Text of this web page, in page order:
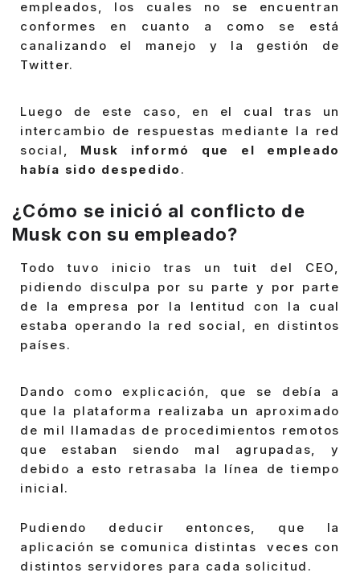
empleados, los cuales no se encuentran
conformes en cuanto a como se está
canalizando el manejo y la gestión de
Twitter.
Luego de este caso, en el cual tras un
intercambio de respuestas mediante la red
social, Musk informó que el empleado
había sido despedido .
¿Cómo se inició al conflicto de
Musk con su empleado?
Todo tuvo inicio tras un tuit del CEO,
pidiendo disculpa por su parte y por parte
de la empresa por la lentitud con la cual
estaba operando la red social, en distintos
países.
Dando como explicación, que se debía a
que la plataforma realizaba un aproximado
de mil llamadas de procedimientos remotos
que estaban siendo mal agrupadas, y
debido a esto retrasaba la línea de tiempo
inicial.
Pudiendo deducir entonces, que la
aplicación se comunica distintas veces con
distintos servidores para cada solicitud.